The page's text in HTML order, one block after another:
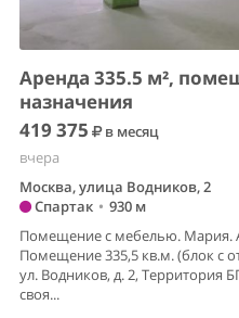
Аренда 335.5 м²,
назначения
419 375
в месяц
вчера
Москва, улица Водников, 2
Спартак • 930 м
Помещение с мебелью.
Помещение 335,5 кв.м. (блок с
ул. Водников, д. 2, Территория
своя...